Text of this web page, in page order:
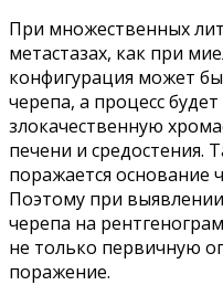
При множественных
метастазах, как при
конфигурация может
черепа, а процесс
злокачественную
печени и средостения.
поражается основание
Поэтому при
черепа на
не только первичную
поражение.